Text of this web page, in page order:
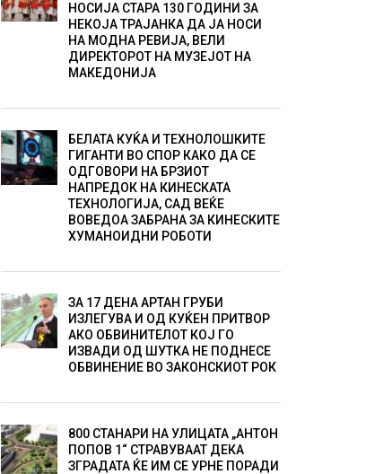
НОСИЈА СТАРА 130 ГОДИНИ ЗА
НЕКОЈА ТРАЈАНКА ДА ЈА НОСИ
НА МОДНА РЕВИЈА, ВЕЛИ
ДИРЕКТОРОТ НА МУЗЕЈОТ НА
МАКЕДОНИЈА
БЕЛАТА КУЌА И ТЕХНОЛОШКИТЕ
ГИГАНТИ ВО СПОР КАКО ДА СЕ
ОДГОВОРИ НА БРЗИОТ
НАПРЕДОК НА КИНЕСКАТА
ТЕХНОЛОГИЈА, САД ВЕЌЕ
ВОВЕДОА ЗАБРАНА ЗА КИНЕСКИТЕ
ХУМАНОИДНИ РОБОТИ
ЗА 17 ДЕНА АРТАН ГРУБИ
ИЗЛЕГУВА И ОД КУЌЕН ПРИТВОР
АКО ОБВИНИТЕЛОТ КОЈ ГО
ИЗВАДИ ОД ШУТКА НЕ ПОДНЕСЕ
ОБВИНЕНИЕ ВО ЗАКОНСКИОТ РОК
800 СТАНАРИ НА УЛИЦАТА „АНТОН
ПОПОВ 1“ СТРАВУВААТ ДЕКА
ЗГРАДАТА ЌЕ ИМ СЕ УРНЕ ПОРАДИ